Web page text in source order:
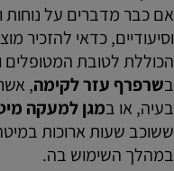
אם כבר מדברים על נוחות
וסיעודיים, כדאי להזכיר
הכוללת לטובת
בשרפרף עזר לקימה,
בעיה, או במגן למעקה
ששוכב שעות ארוכות
במהלך השימוש בה.